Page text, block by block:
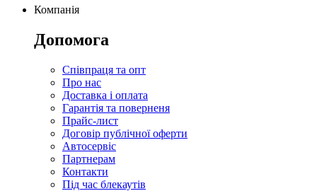
Компанія
Допомога
Співпраця та опт
Про нас
Доставка і оплата
Гарантія та поверненя
Прайс-лист
Договір публічної оферти
Автосервіс
Партнерам
Контакти
Під час блекаутів